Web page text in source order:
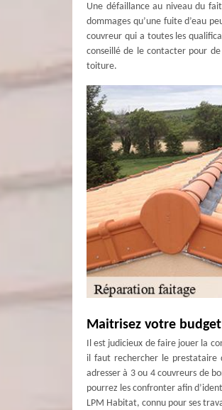
Une défaillance au niveau du
dommages qu’une fuite d’eau
couvreur qui a toutes les
conseillé de le contacter pour
toiture.
Maitrisez votre
Il est judicieux de faire jouer la
il faut rechercher le prestataire
adresser à 3 ou 4 couvreurs de
pourrez les confronter afin
LPM Habitat, connu pour ses